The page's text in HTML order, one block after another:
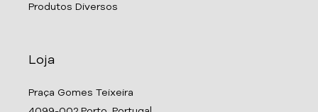
Produtos Diversos
Loja
Praça Gomes Teixeira